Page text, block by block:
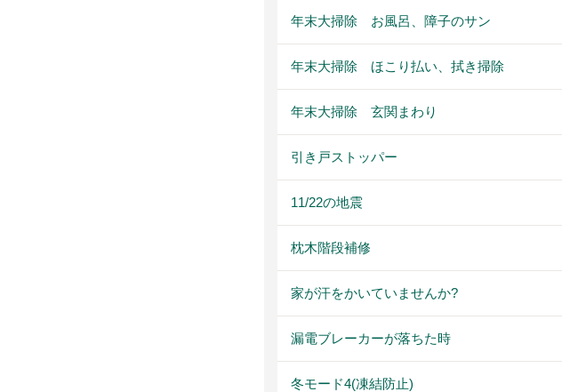
年末大掃除 お風呂、障子のサン
年末大掃除 ほこり払い、拭き掃除
年末大掃除 玄関まわり
引き戸ストッパー
11/22の地震
枕木階段補修
家が汗をかいていませんか?
漏電ブレーカーが落ちた時
冬モード4(凍結防止)